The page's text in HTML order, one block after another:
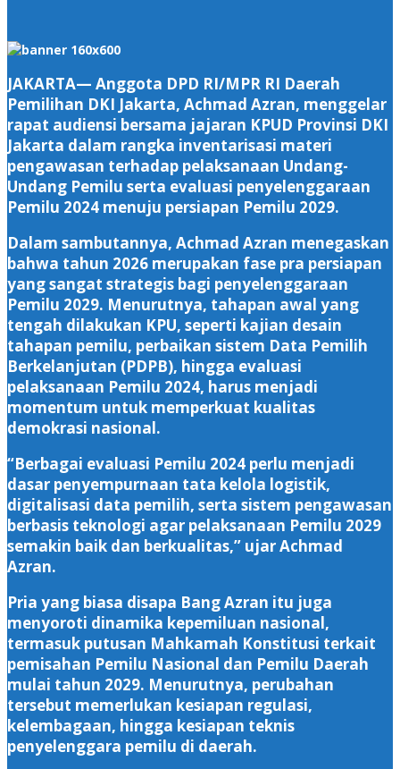
JAKARTA— Anggota DPD RI/MPR RI Daerah
Pemilihan DKI Jakarta, Achmad Azran, menggelar
rapat audiensi bersama jajaran KPUD Provinsi DKI
Jakarta dalam rangka inventarisasi materi
pengawasan terhadap pelaksanaan Undang-
Undang Pemilu serta evaluasi penyelenggaraan
Pemilu 2024 menuju persiapan Pemilu 2029.
Dalam sambutannya, Achmad Azran menegaskan
bahwa tahun 2026 merupakan fase pra persiapan
yang sangat strategis bagi penyelenggaraan
Pemilu 2029. Menurutnya, tahapan awal yang
tengah dilakukan KPU, seperti kajian desain
tahapan pemilu, perbaikan sistem Data Pemilih
Berkelanjutan (PDPB), hingga evaluasi
pelaksanaan Pemilu 2024, harus menjadi
momentum untuk memperkuat kualitas
demokrasi nasional.
“Berbagai evaluasi Pemilu 2024 perlu menjadi
dasar penyempurnaan tata kelola logistik,
digitalisasi data pemilih, serta sistem pengawasan
berbasis teknologi agar pelaksanaan Pemilu 2029
semakin baik dan berkualitas,” ujar Achmad
Azran.
Pria yang biasa disapa Bang Azran itu juga
menyoroti dinamika kepemiluan nasional,
termasuk putusan Mahkamah Konstitusi terkait
pemisahan Pemilu Nasional dan Pemilu Daerah
mulai tahun 2029. Menurutnya, perubahan
tersebut memerlukan kesiapan regulasi,
kelembagaan, hingga kesiapan teknis
penyelenggara pemilu di daerah.